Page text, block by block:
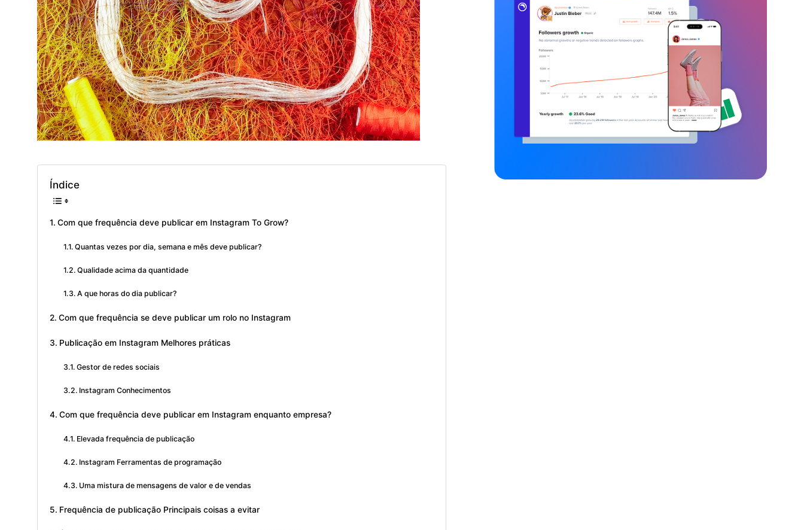
Índice
Com que frequência deve publicar em Instagram To Grow?
Quantas vezes por dia, semana e mês deve publicar?
Qualidade acima da quantidade
A que horas do dia publicar?
Com que frequência se deve publicar um rolo no Instagram
Publicação em Instagram Melhores práticas
Gestor de redes sociais
Instagram Conhecimentos
Com que frequência deve publicar em Instagram enquanto empresa?
Elevada frequência de publicação
Instagram Ferramentas de programação
Uma mistura de mensagens de valor e de vendas
Frequência de publicação Principais coisas a evitar